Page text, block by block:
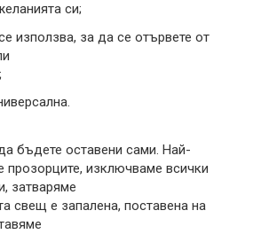
си;
използва, за да се отървете от
бъдете оставени сами. Най-
прозорците, изключваме всички
затваряме
свещ е запалена, поставена на